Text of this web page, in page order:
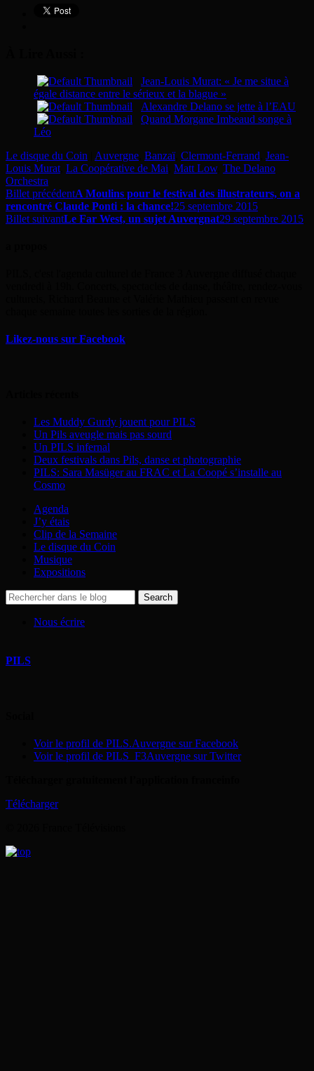
Jean-Louis Murat: « Je me situe à
égale distance entre le sérieux et la blague »
Alexandre Delano se jette à l’EAU
Quand Morgane Imbeaud songe à
Léo
Le disque du Coin
Auvergne Banzaï, Clermont-Ferrand Jean-
Louis Murat La Coopérative de Mai Matt Low, The Delano
Orchestra
Billet précédentA Moulins pour le festival des illustrateurs, on a
rencontré Claude Ponti : la chance!25 septembre 2015
Billet suivantLe Far West, un sujet Auvergnat29 septembre 2015
Likez-nous sur Facebook
Les Muddy Gurdy jouent pour PILS
Un Pils aveugle mais pas sourd
Un PILS infernal
Deux festivals dans Pils, danse et photographie
PILS: Sara Masüger au FRAC et La Coopé s’installe au
Cosmo
Agenda
J’y étais
Clip de la Semaine
Le disque du Coin
Musique
Expositions
Nous écrire
PILS
Voir le profil de PILS.Auvergne sur Facebook
Voir le profil de PILS_F3Auvergne sur Twitter
Télécharger